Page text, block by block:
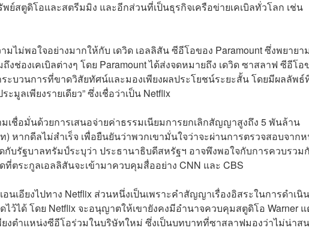
สตูดิโอและสตรีมมิง และอีกส่วนที่เป็นธุรกิจเครือข่ายเคเบิลทั่วโลก เช่น
มไม่พอใจอย่างมากให้กับ เดวิด เอลลิสัน ซีอีโอของ Paramount ซึ่งพยายา
งช่องเคเบิลต่างๆ โดย Paramount ได้ส่งจดหมายถึง เดวิด ซาสลาฟ ซีอีโอ
ระบวนการที่ขาดวิสัยทัศน์และมองเพียงผลประโยชน์ระยะสั้น โดยมีผลลัพธ์
มูลเพียงรายเดียว” ซึ่งเชื่อว่าเป็น Netflix
เชื่อมั่นด้วยการเสนอจ่ายค่าธรรมเนียมการยกเลิกสัญญาสูงถึง 5 พันล้าน
หากดีลไม่สำเร็จ เพื่อยืนยันว่าพวกเขามั่นใจว่าจะผ่านการตรวจสอบจาก
กับรัฐบาลทรัมป์ระบุว่า ประธานาธิบดีสหรัฐฯ อาจพึงพอใจกับการควบรวม
ตระกูลเอลลิสันจะเข้ามาควบคุมสื่ออย่าง CNN และ CBS
นเอียงไปทาง Netflix ส่วนหนึ่งเป็นเพราะคำสัญญาเรื่องอิสระในการดำเนิ
ว้ได้ โดย Netflix จะอนุญาตให้เขายังคงมีอำนาจควบคุมสตูดิโอ Warner
ยงตำแหน่งซีอีโอร่วมในบริษัทใหม่ ซึ่งเป็นบทบาทที่ซาสลาฟมองว่าไม่น่าส